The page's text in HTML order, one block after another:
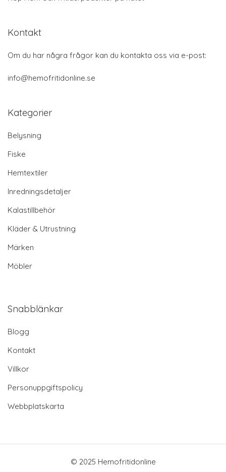
Kontakt
Om du har några frågor kan du kontakta oss via e-post:
info@hemofritidonline.se
Kategorier
Belysning
Fiske
Hemtextiler
Inredningsdetaljer
Kalastillbehör
Kläder & Utrustning
Märken
Möbler
Snabblänkar
Blogg
Kontakt
Villkor
Personuppgiftspolicy
Webbplatskarta
© 2025 Hemofritidonline